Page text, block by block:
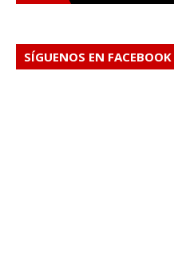
SÍGUENOS EN FACEBOOK